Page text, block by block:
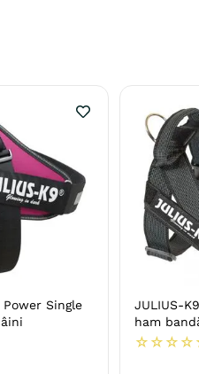
Power Single
JULIUS-
ham
☆ ☆ ☆ ☆